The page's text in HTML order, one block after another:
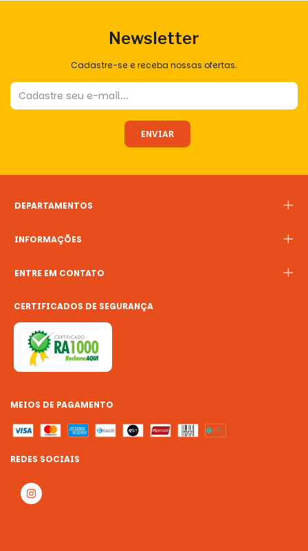
Newsletter
Cadastre-se e receba nossas ofertas.
DEPARTAMENTOS
INFORMAÇÕES
ENTRE EM CONTATO
CERTIFICADOS DE SEGURANÇA
MEIOS DE PAGAMENTO
REDES SOCIAIS